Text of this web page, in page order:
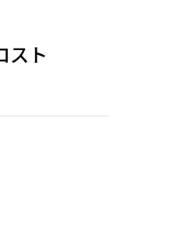
スト